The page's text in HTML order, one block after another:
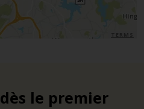
le premier